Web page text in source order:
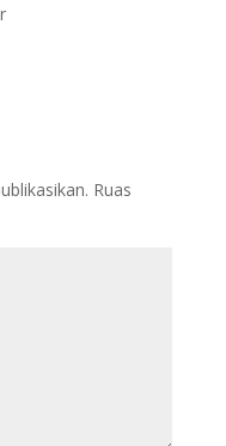
Ruas